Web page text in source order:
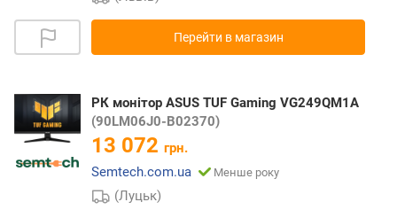
Перейти в магазин
РК монітор ASUS TUF Gaming VG249QM1A
(90LM06J0-B02370)
13 072 грн.
Semtech.com.ua
Менше року
(Луцьк)